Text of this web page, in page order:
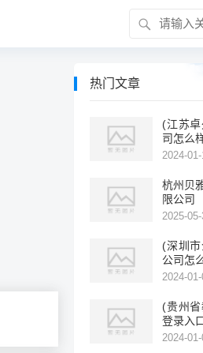
热门文章
(江苏
司怎么
2024-
杭州贝
限公司
2025-
(深圳
公司怎
2024-
(贵州
登录入
2024-